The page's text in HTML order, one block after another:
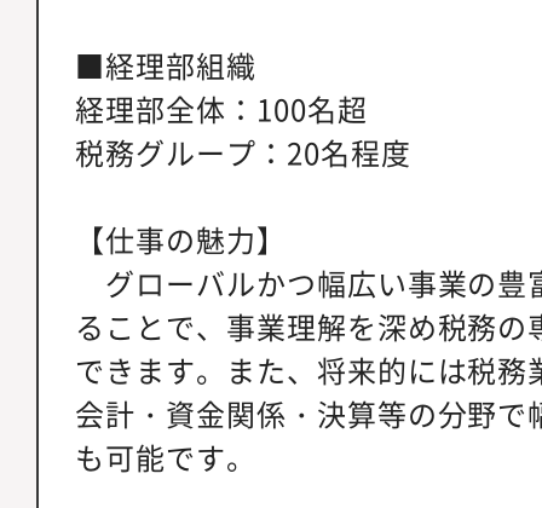
■経理部組織
経理部全体：100名超
税務グループ：20名程度
【仕事の魅力】
グローバルかつ幅広い事業の豊
ることで、事業理解を深め税務
できます。また、将来的には税
会計・資金関係・決算等の分野
も可能です。